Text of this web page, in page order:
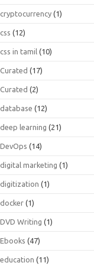
cryptocurrency (1)
css (12)
css in tamil (10)
Curated (17)
Curated (2)
database (12)
deep learning (21)
DevOps (14)
digital marketing (1)
digitization (1)
docker (1)
DVD Writing (1)
Ebooks (47)
education (11)